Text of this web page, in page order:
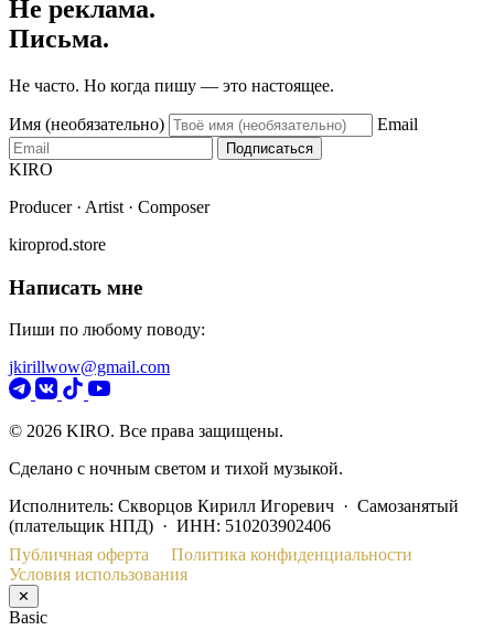
Не реклама.
Письма.
Не часто. Но когда пишу — это настоящее.
Имя (необязательно) Email
Подписаться
KIRO
Producer · Artist · Composer
kiroprod.store
Написать мне
Пиши по любому поводу:
jkirillwow@gmail.com
© 2026 KIRO. Все права защищены.
Сделано с ночным светом и тихой музыкой.
Исполнитель: Скворцов Кирилл Игоревич · Самозанятый
(плательщик НПД) · ИНН: 510203902406
Публичная оферта
Политика конфиденциальности
Условия использования
✕
Basic